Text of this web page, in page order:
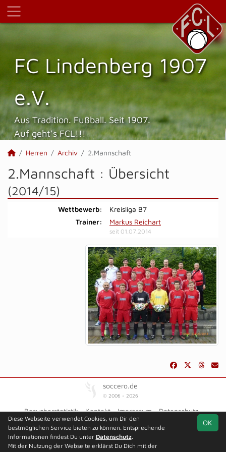
FC Lindenberg 1907
e.V.
Aus Tradition. Fußball. Seit 1907.
Auf geht's FCL!!!
Herren Archiv 2.Mannschaft
2.Mannschaft : Übersicht
(2014/15)
Wettbewerb:
Kreisliga B7
Trainer:
Markus Reichart
seit 01.07.2014
soccero.de
© 2006 - 2026
Besucherstatistik Kontakt Impressum
Datenschutz
OK
Diese Webseite verwendet Cookies, um Dir den
bestmöglichen Service bieten zu können. Entsprechende
Informationen findest Du unter Datenschutz.
Mit der Nutzung der Webseite erklärst Du Dich mit der